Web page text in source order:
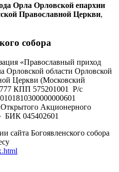
Орла Орловской епархии
Православной Церкви,
собора
«Православный приход
Орловской области Орловской
Церкви (Московский
КПП 575201001 Р/с
Акционерного
БИК 045402601
сайта Богоявленского собора